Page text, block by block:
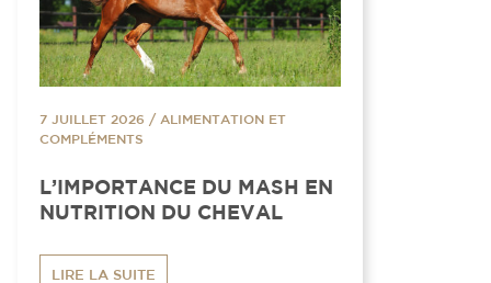
7 JUILLET 2026 / ALIMENTATION ET
COMPLÉMENTS
L’IMPORTANCE DU MASH EN
NUTRITION DU CHEVAL
LIRE LA SUITE